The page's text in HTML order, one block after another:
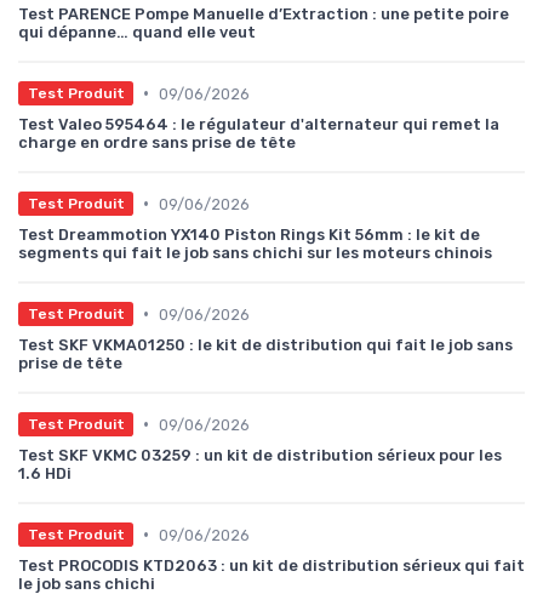
Test PARENCE Pompe Manuelle d’Extraction : une petite poire
qui dépanne… quand elle veut
Test Produit • 09/06/2026
Test Valeo 595464 : le régulateur d'alternateur qui remet la
charge en ordre sans prise de tête
Test Produit • 09/06/2026
Test Dreammotion YX140 Piston Rings Kit 56mm : le kit de
segments qui fait le job sans chichi sur les moteurs chinois
Test Produit • 09/06/2026
Test SKF VKMA01250 : le kit de distribution qui fait le job sans
prise de tête
Test Produit • 09/06/2026
Test SKF VKMC 03259 : un kit de distribution sérieux pour les
1.6 HDi
Test Produit • 09/06/2026
Test PROCODIS KTD2063 : un kit de distribution sérieux qui fait
le job sans chichi